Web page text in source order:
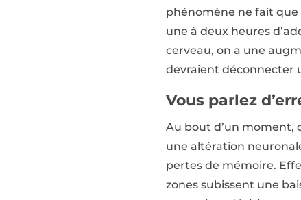
phénomène ne fait que
une à deux heures
cerveau, on a une
devraient déconnecter
Vous parlez
Au bout d’un moment,
une altération
pertes de mémoire.
zones subissent une